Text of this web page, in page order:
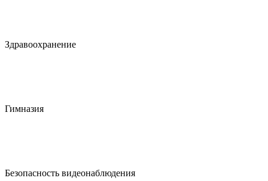
Здравоохранение
Гимназия
Безопасность видеонаблюдения